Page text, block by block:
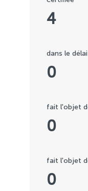
4
0
dans le
0
fait l'objet
0
fait l'objet